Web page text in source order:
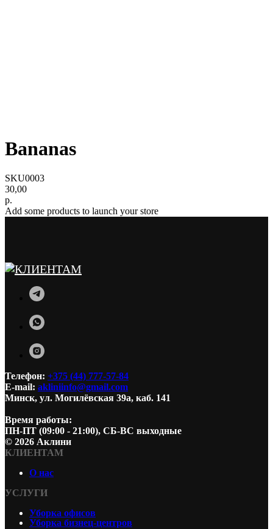
Bananas
SKU0003
30,00
р.
Add some products to launch your store
Телефон: +375 (44) 777-57-84
E-mail: akliniinfo@gmail.com
Минск, ул. Могилёвская 39а, каб. 141
Время работы:
ПН-ПТ (09:00 - 21:00), СБ-ВС выходные
© 2026 Аклини
КЛИЕНТАМ
О нас
УСЛУГИ
Уборка офисов
Уборка бизнец-центров